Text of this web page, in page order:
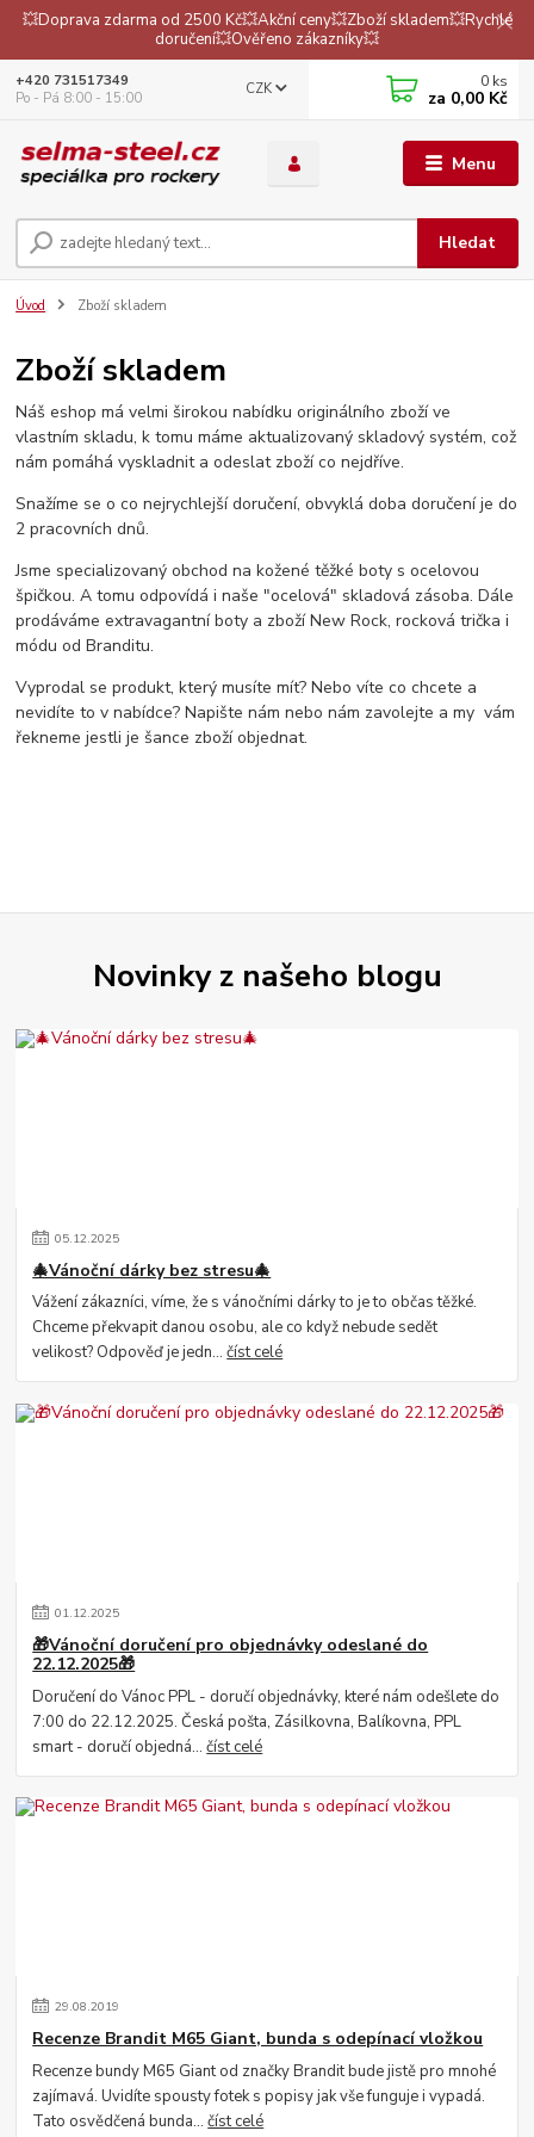
💥Doprava zdarma od 2500 Kč💥Akční ceny💥Zboží skladem💥Rychlé
doručení💥Ověřeno zákazníky💥
Menu
CZK
Hledat
+420 731517349
Po - Pá 8:00 - 15:00
0 ks
za 0,00 Kč
Úvod Zboží skladem
Zboží skladem
Náš eshop má velmi širokou nabídku originálního zboží ve
vlastním skladu, k tomu máme aktualizovaný skladový systém, což
nám pomáhá vyskladnit a odeslat zboží co nejdříve.
Snažíme se o co nejrychlejší doručení, obvyklá doba doručení je do
2 pracovních dnů.
Jsme specializovaný obchod na kožené těžké boty s ocelovou
špičkou. A tomu odpovídá i naše "ocelová" skladová zásoba. Dále
prodáváme extravagantní boty a zboží New Rock, rocková trička i
módu od Branditu.
Vyprodal se produkt, který musíte mít? Nebo víte co chcete a
nevidíte to v nabídce? Napište nám nebo nám zavolejte a my vám
řekneme jestli je šance zboží objednat.
Novinky z našeho blogu
05.12.2025
🎄Vánoční dárky bez stresu🎄
Vážení zákazníci, víme, že s vánočními dárky to je to občas těžké.
Chceme překvapit danou osobu, ale co když nebude sedět
velikost? Odpověď je jedn...číst celé
01.12.2025
🎁Vánoční doručení pro objednávky odeslané do
22.12.2025🎁
Doručení do Vánoc PPL - doručí objednávky, které nám odešlete do
7:00 do 22.12.2025. Česká pošta, Zásilkovna, Balíkovna, PPL
smart - doručí objedná...číst celé
29.08.2019
Recenze Brandit M65 Giant, bunda s odepínací vložkou
Recenze bundy M65 Giant od značky Brandit bude jistě pro mnohé
zajímavá. Uvidíte spousty fotek s popisy jak vše funguje i vypadá.
Tato osvědčená bunda...číst celé